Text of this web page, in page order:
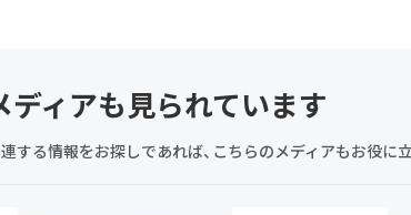
ディアも見られています
する情報をお探しであれば、こちらのメディアもお役に